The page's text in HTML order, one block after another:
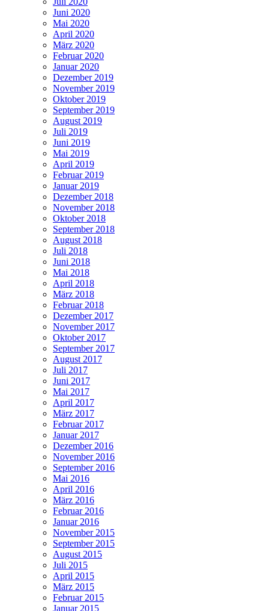
Juni 2020
Mai 2020
April 2020
März 2020
Februar 2020
Januar 2020
Dezember 2019
November 2019
Oktober 2019
September 2019
August 2019
Juli 2019
Juni 2019
Mai 2019
April 2019
Februar 2019
Januar 2019
Dezember 2018
November 2018
Oktober 2018
September 2018
August 2018
Juli 2018
Juni 2018
Mai 2018
April 2018
März 2018
Februar 2018
Dezember 2017
November 2017
Oktober 2017
September 2017
August 2017
Juli 2017
Juni 2017
Mai 2017
April 2017
März 2017
Februar 2017
Januar 2017
Dezember 2016
November 2016
September 2016
Mai 2016
April 2016
März 2016
Februar 2016
Januar 2016
November 2015
September 2015
August 2015
Juli 2015
April 2015
März 2015
Februar 2015
Januar 2015